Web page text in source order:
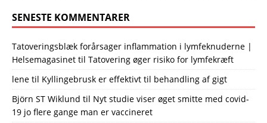
SENESTE KOMMENTARER
Tatoveringsblæk forårsager inflammation i lymfeknuderne |
Helsemagasinet til Tatovering øger risiko for lymfekræft
lene til Kyllingebrusk er effektivt til behandling af gigt
Björn ST Wiklund til Nyt studie viser øget smitte med covid-
19 jo flere gange man er vaccineret